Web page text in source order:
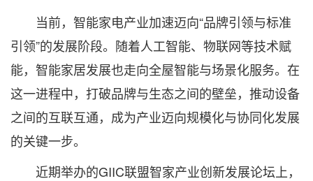
当前，智能家电产业加速迈向“品牌引领与标准
引领”的发展阶段。随着人工智能、物联网等技术赋
能，智能家居发展也走向全屋智能与场景化服务。在
这一进程中，打破品牌与生态之间的壁垒，推动设备
之间的互联互通，成为产业迈向规模化与协同化发展
的关键一步。
近期举办的GIIC联盟智家产业创新发展论坛上，